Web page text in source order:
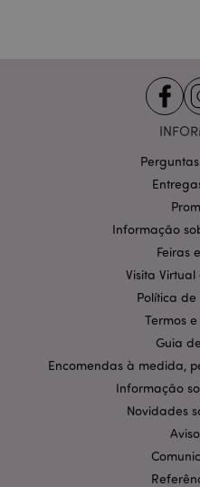
Informação
Feiras
Visita
Política
Termos
Guia
Encomendas à medida,
Informação
Novidades
de utilizador e gestão de
pode ser utilizado
estritamente necessários.
CookieScriptConsent
mage-cache-storage-